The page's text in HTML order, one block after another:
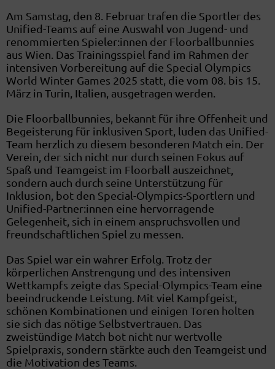
Am Samstag, den 8. Februar trafen die Sportler des
Unified-Teams auf eine Auswahl von Jugend- und
renommierten Spieler:innen der Floorballbunnies
aus Wien. Das Trainingsspiel fand im Rahmen der
intensiven Vorbereitung auf die Special Olympics
World Winter Games 2025 statt, die vom 08. bis 15.
März in Turin, Italien, ausgetragen werden.
Die Floorballbunnies, bekannt für ihre Offenheit und
Begeisterung für inklusiven Sport, luden das Unified-
Team herzlich zu diesem besonderen Match ein. Der
Verein, der sich nicht nur durch seinen Fokus auf
Spaß und Teamgeist im Floorball auszeichnet,
sondern auch durch seine Unterstützung für
Inklusion, bot den Special-Olympics-Sportlern und
Unified-Partner:innen eine hervorragende
Gelegenheit, sich in einem anspruchsvollen und
freundschaftlichen Spiel zu messen.
Das Spiel war ein wahrer Erfolg. Trotz der
körperlichen Anstrengung und des intensiven
Wettkampfs zeigte das Special-Olympics-Team eine
beeindruckende Leistung. Mit viel Kampfgeist,
schönen Kombinationen und einigen Toren holten
sie sich das nötige Selbstvertrauen. Das
zweistündige Match bot nicht nur wertvolle
Spielpraxis, sondern stärkte auch den Teamgeist und
die Motivation des Teams.